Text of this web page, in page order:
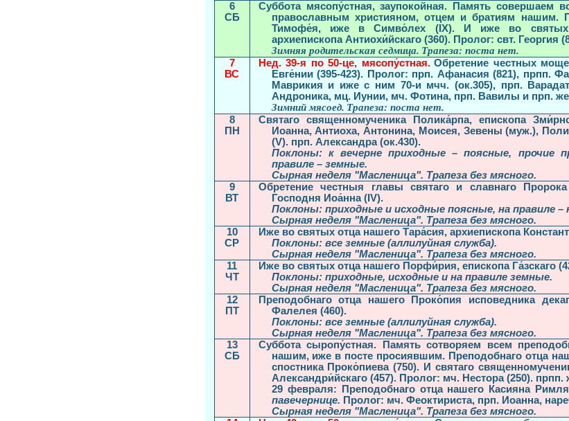
6
СБ
Суббота мясопу́стная, заупокойная. Память совершаем
православным християном, отцем и братиям нашим.
Тимофе́я, иже в Симво́лех (IX). И иже во святых
архиепископа Антиохи́йскаго (360). Пролог: свт. Георгия
Зимняя родительская седмица. Трапеза: поста нет.
7
ВС
Нед. 39-я по 50-це, мясопу́стная. Обретение честных
Евге́нии (395-423). Пролог: прп. Афанасия (821), прпп.
Маврикия и иже с ним 70-и мчч. (ок.305), прп.
Андроника, мц. Иунии, мч. Фотина, прп. Вавилы и прп.
Зимний мясоед. Трапеза: поста нет.
8
ПН
Святаго священномученика Полика́рпа, епископа
Иоанна, Антиоха, Антонина, Моисея, Зевены (муж.),
(V). прп. Александра (ок.430).
Поклоны: к вечерне приходные – поясные, прочие
правиле – земные.
Сырная неделя "Масленица". Трапеза без мясного.
9
ВТ
Обретение честныя главы святаго и славнаго
Господня Иоа́нна (IV).
Поклоны: приходные и исходные поясные, на правиле –
Сырная неделя "Масленица". Трапеза без мясного.
10
СР
Иже во святых отца нашего Тара́сия, архиепископа
Поклоны: все земные (аллилуйная служба).
Сырная неделя "Масленица". Трапеза без мясного.
11
ЧТ
Иже во святых отца нашего Порфи́рия, епископа Га́зскаго
Поклоны: приходные, исходные и на правиле земные.
Сырная неделя "Масленица". Трапеза без мясного.
12
ПТ
Преподобнаго отца нашего Проко́пия исповедника
Фалелея (460).
Поклоны: все земные (аллилуйная служба).
Сырная неделя "Масленица". Трапеза без мясного.
13
СБ
Суббота сыропу́стная. Память сотворяем всем
нашим, иже в посте просиявшим. Преподобнаго отца
спостника Проко́пиева (750). И святаго
Александри́йскаго (457). Пролог: мч. Нестора (250).
29 февраля: Преподобнаго отца нашего Касияна
павечернице. Пролог: мч. Феоктириста, прп. Иоанна,
Сырная неделя "Масленица". Трапеза без мясного.